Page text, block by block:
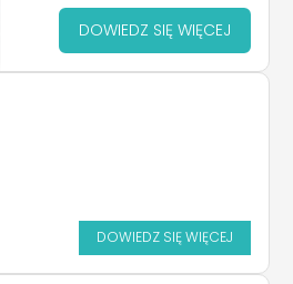
DOWIEDZ SIĘ WIĘCEJ
DOWIEDZ SIĘ WIĘCEJ